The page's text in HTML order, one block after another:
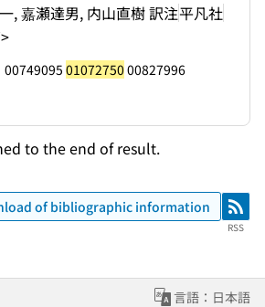
, 嘉瀬達男, 内山直樹 訳注平凡社
00749095 01072750 00827996
to the end of result.
of bibliographic information RSS
RSS
言語：日本語